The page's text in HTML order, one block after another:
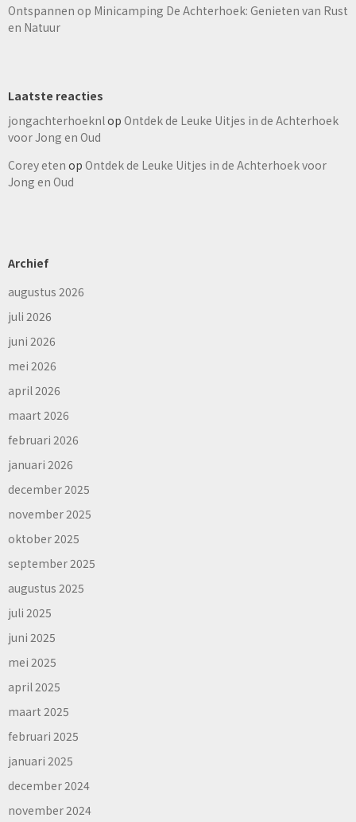
Ontspannen op Minicamping De Achterhoek: Genieten van Rust
en Natuur
Laatste reacties
jongachterhoeknl op Ontdek de Leuke Uitjes in de Achterhoek
voor Jong en Oud
Corey eten op Ontdek de Leuke Uitjes in de Achterhoek voor
Jong en Oud
Archief
augustus 2026
juli 2026
juni 2026
mei 2026
april 2026
maart 2026
februari 2026
januari 2026
december 2025
november 2025
oktober 2025
september 2025
augustus 2025
juli 2025
juni 2025
mei 2025
april 2025
maart 2025
februari 2025
januari 2025
december 2024
november 2024